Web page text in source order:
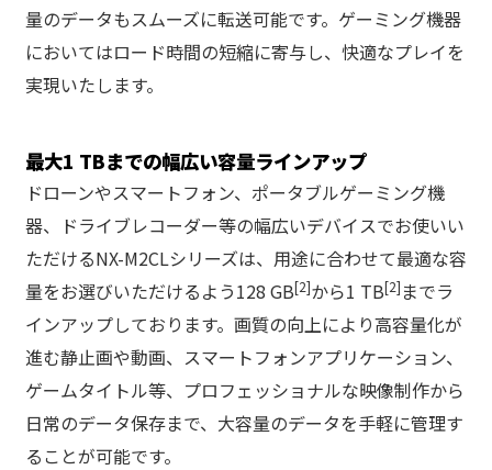
量のデータもスムーズに転送可能です。ゲーミング機器
においてはロード時間の短縮に寄与し、快適なプレイを
実現いたします。
最大1 TBまでの幅広い容量ラインアップ
ドローンやスマートフォン、ポータブルゲーミング機
器、ドライブレコーダー等の幅広いデバイスでお使いい
ただけるNX-M2CLシリーズは、用途に合わせて最適な容
量をお選びいただけるよう128 GB[2]から1 TB[2] までラ
インアップしております。画質の向上により高容量化が
進む静止画や動画、スマートフォンアプリケーション、
ゲームタイトル等、プロフェッショナルな映像制作から
日常のデータ保存まで、大容量のデータを手軽に管理す
ることが可能です。